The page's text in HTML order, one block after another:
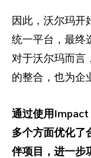
因此，沃尔玛开
统一平台，最终
对于沃尔玛而言
的整合，也为企
通过使用Impact
多个方面优化了
伴项目，进一步